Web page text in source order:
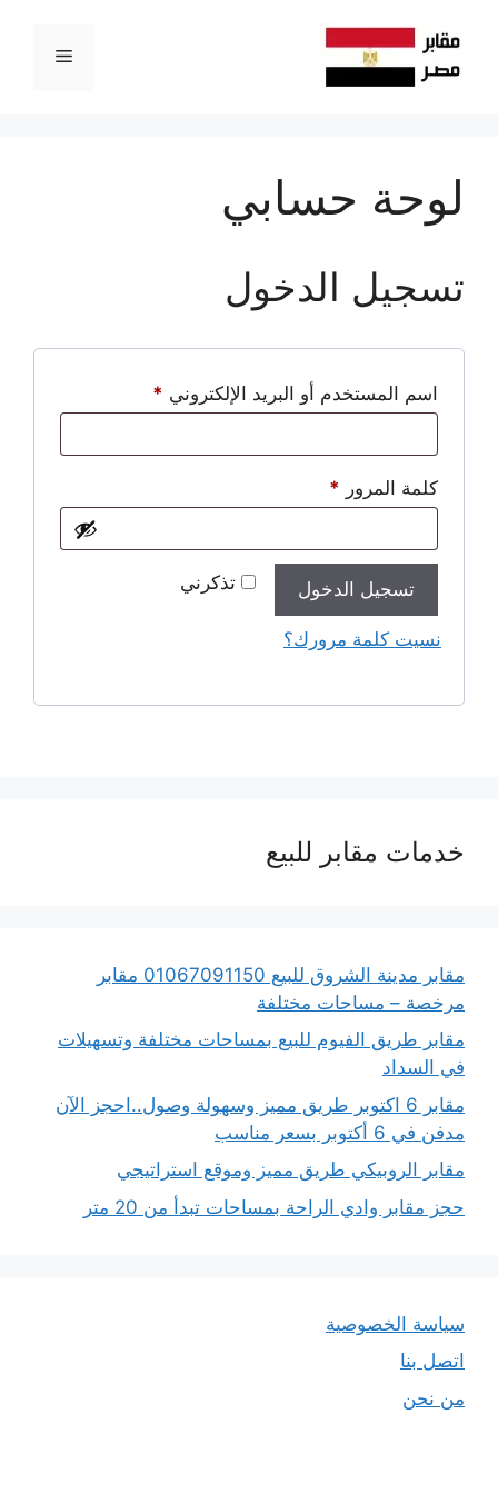
المحتوى
القائمة
لوحة حسابي
تسجيل الدخول
اسم المستخدم أو البريد الإلكتروني *
كلمة المرور *
تذكرني تسجيل الدخول
نسيت كلمة مرورك؟
خدمات مقابر للبيع
مقابر مدينة الشروق للبيع 01067091150 مقابر
مرخصة – مساحات مختلفة
مقابر طريق الفيوم للبيع بمساحات مختلفة وتسهيلات
في السداد
مقابر 6 اكتوبر طريق مميز وسهولة وصول..احجز الآن
مدفن في 6 أكتوبر بسعر مناسب
مقابر الروبيكي طريق مميز وموقع استراتيجي
حجز مقابر وادي الراحة بمساحات تبدأ من 20 متر
سياسة الخصوصية
اتصل بنا
من نحن